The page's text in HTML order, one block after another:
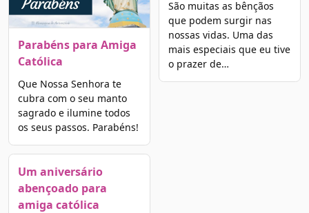
Parabéns para Amiga
Católica
Que Nossa Senhora te
cubra com o seu manto
sagrado e ilumine todos
os seus passos. Parabéns!
Um aniversário
abençoado para
amiga católica
São muitas as bênçãos
que podem surgir nas
nossas vidas. Uma das
mais especiais que eu tive
o prazer de…